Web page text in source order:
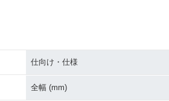
仕向け・仕様
全幅 (mm)